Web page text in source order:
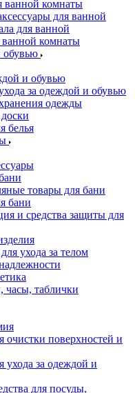
ванной комнаты
для ванной
для ванной
комнаты
обувью
и обувью
за одеждой и обувью
одежды
белья
товары для бани
бани
и средства защиты для
ухода за телом
часы, таблички
очистки поверхностей и
ухода за одеждой и
для посуды,